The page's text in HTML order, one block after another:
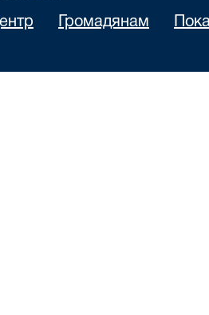
Громадянам